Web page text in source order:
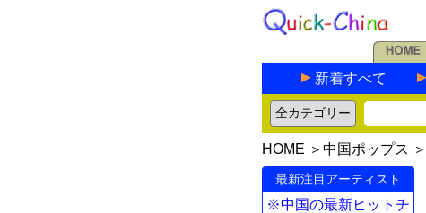
新着すべて
HOME ＞ 中国ポップス ＞
最新注目アーティスト
※中国の最新ヒットチ